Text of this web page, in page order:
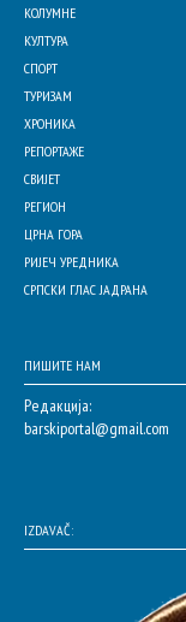
КОЛУМНЕ
КУЛТУРА
СПОРТ
ТУРИЗАМ
ХРОНИКА
РЕПОРТАЖЕ
СВИЈЕТ
РЕГИОН
ЦРНА ГОРА
РИЈЕЧ УРЕДНИКА
СРПСКИ ГЛАС ЈАДРАНА
ПИШИТЕ НАМ
Редакција:
barskiportal@gmail.com
IZDAVAČ: